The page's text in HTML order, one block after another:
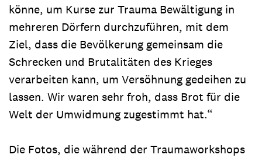
könne, um Kurse zur Trauma Bewältigung in
mehreren Dörfern durchzuführen, mit dem
Ziel, dass die Bevölkerung gemeinsam die
Schrecken und Brutalitäten des Krieges
verarbeiten kann, um Versöhnung gedeihen zu
lassen. Wir waren sehr froh, dass Brot für die
Welt der Umwidmung zugestimmt hat.“
Die Fotos, die während der Traumaworkshops